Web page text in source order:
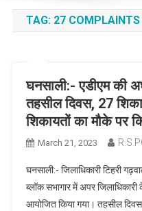
TAG: 27 COMPLAINTS
घनसाली:- एडीएम की
तहसील दिवस, 27
शिकायतों का मौके पर
March 21, 2023
घनसाली:- जिलाधिकारी टिहरी
ब्लॉक सभागार में अपर
आयोजित किया गया। तहसील